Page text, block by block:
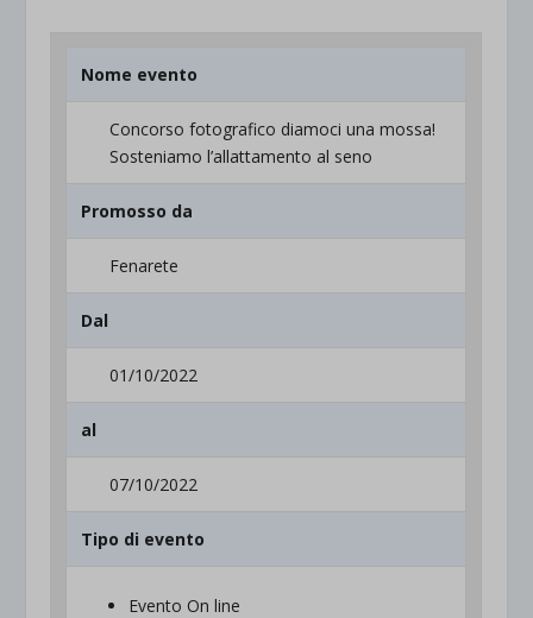
Nome evento
Concorso fotografico diamoci una mossa!
Sosteniamo l’allattamento al seno
Promosso da
Fenarete
Dal
01/10/2022
al
07/10/2022
Tipo di evento
Evento On line